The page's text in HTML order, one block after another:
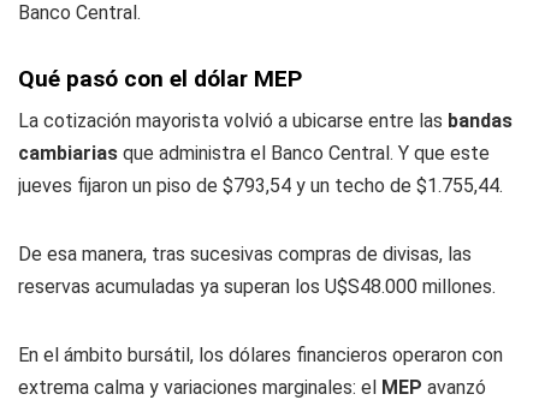
Banco Central.
Qué pasó con el dólar MEP
La cotización mayorista volvió a ubicarse entre las bandas
cambiarias que administra el Banco Central. Y que este
jueves fijaron un piso de $793,54 y un techo de $1.755,44.
De esa manera, tras sucesivas compras de divisas, las
reservas acumuladas ya superan los U$S48.000 millones.
En el ámbito bursátil, los dólares financieros operaron con
extrema calma y variaciones marginales: el MEP avanzó